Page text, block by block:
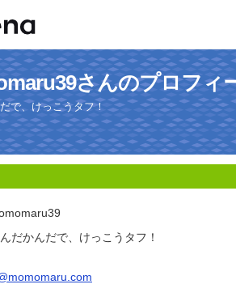
さんのプロフィ
で、けっこうタフ！
だかんだで、けっこうタフ！